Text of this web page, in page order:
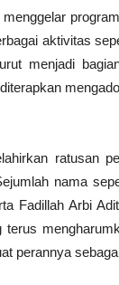
aktivitas
menjadi
ratusan
nama
Fadillah Arbi
perannya